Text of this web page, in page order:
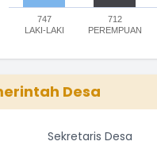
747
LAKI-LAKI
712
PEREMPUAN
Desa
Sekretaris Desa
Kasi Kesejahteraan